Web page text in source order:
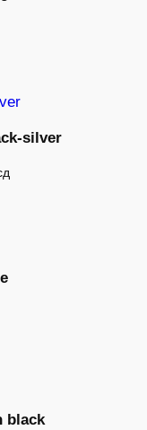
silver
black